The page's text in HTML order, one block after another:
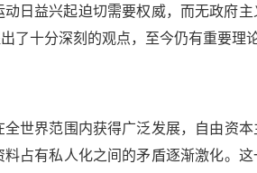
益兴起迫切需要权威，而无政府
了十分深刻的观点，至今仍有重要理
界范围内获得广泛发展，自由资本
占有私人化之间的矛盾逐渐激化。